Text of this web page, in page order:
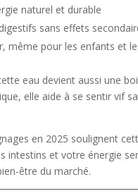
naturel et durable
sans effets
même pour les enfants et
eau devient aussi une
elle aide à se sentir vif
en 2025 soulignent
intestins et votre énergie
être du marché.